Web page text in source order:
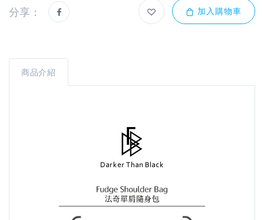
分享： 加入購物車
商品介紹